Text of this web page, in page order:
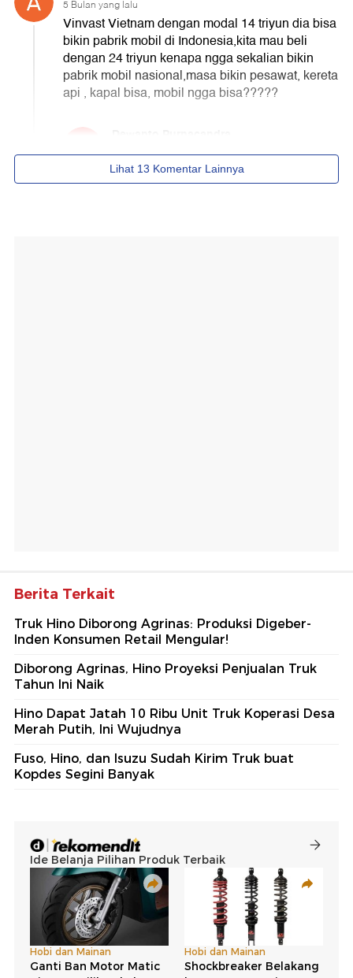
Berita Terkait
Truk Hino Diborong Agrinas: Produksi Digeber-
Inden Konsumen Retail Mengular!
Diborong Agrinas, Hino Proyeksi Penjualan Truk
Tahun Ini Naik
Hino Dapat Jatah 10 Ribu Unit Truk Koperasi Desa
Merah Putih, Ini Wujudnya
Fuso, Hino, dan Isuzu Sudah Kirim Truk buat
Kopdes Segini Banyak